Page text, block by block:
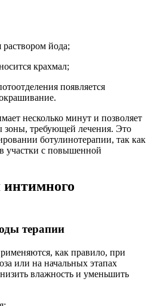
раствором йода;
крахмал;
появляется
несколько минут и позволяет
зоны, требующей лечения. Это
ботулинотерапии, так как
участки с повышенной
терапии
как правило, при
или на начальных этапах
влажность и уменьшить